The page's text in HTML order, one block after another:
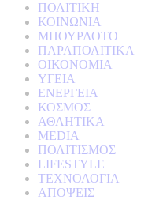
ΠΟΛΙΤΙΚΗ
ΚΟΙΝΩΝΙΑ
ΜΠΟΥΡΛΟΤΟ
ΠΑΡΑΠΟΛΙΤΙΚΑ
ΟΙΚΟΝΟΜΙΑ
ΥΓΕΙΑ
ΕΝΕΡΓΕΙΑ
ΚΟΣΜΟΣ
ΑΘΛΗΤΙΚΑ
MEDIA
ΠΟΛΙΤΙΣΜΟΣ
LIFESTYLE
ΤΕΧΝΟΛΟΓΙΑ
ΑΠΟΨΕΙΣ